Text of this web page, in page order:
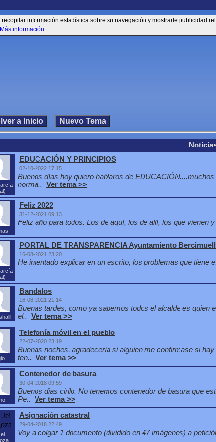
información estadística sobre su navegación y mostrarle publicidad
Más información
EDUCACIÓN Y PRINCIPIOS
02-10-2022 17:15
Buenos días hoy quiero hablaros de
norma.. Ver tema >>
Feliz 2022
31-12-2021 09:13
Feliz año para todos. Los de aquí, los de allí, los que vienen
PORTAL DE TRANSPARENCIA Ayuntamiento
16-08-2021 23:20
He intentado explicar en un escrito, los problemas que tiene
Bandalos
16-08-2021 21:14
Buenas tardes, como ya sabemos todos el alcalde es quien
el.. Ver tema >>
Telefonía móvil en el pueblo
22-07-2020 23:19
Buenas noches, agradecería si alguien me confirmase si
ten.. Ver tema >>
Contenedor de basura
30-04-2018 09:59
Buenos dias cirilo. No tenemos contenedor de basura que
Pe.. Ver tema >>
Asignación catastral
29-04-2018 22:49
Voy a colgar 1 documento (dividido en 47 imágenes) a